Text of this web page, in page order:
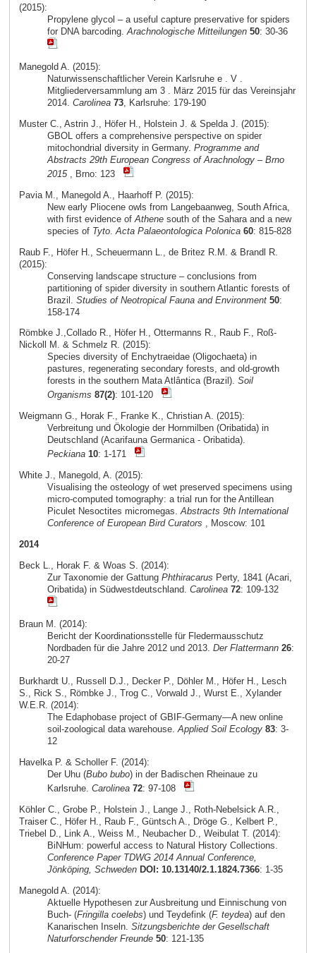
(2015):
Propylene glycol – a useful capture preservative for spiders
for DNA barcoding.Arachnologische Mitteilungen 50: 30-36
Manegold A. (2015):
Naturwissenschaftlicher Verein Karlsruhe e . V .
Mitgliederversammlung am 3 . März 2015 für das Vereinsjahr
2014. Carolinea 73, Karlsruhe: 179-190
Muster C., Astrin J., Höfer H., Holstein J. & Spelda J. (2015):
GBOL offers a comprehensive perspective on spider
mitochondrial diversity in Germany. Programme and
Abstracts 29th European Congress of Arachnology – Brno
2015, Brno: 123
Pavia M., Manegold A., Haarhoff P. (2015):
New early Pliocene owls from Langebaanweg, South Africa,
with first evidence of Athenesouth of the Sahara and a new
species of Tyto. Acta Palaeontologica Polonica 60: 815-828
Raub F., Höfer H., Scheuermann L., de Britez R.M. & Brandl R.
(2015):
Conserving landscape structure – conclusions from
partitioning of spider diversity in southern Atlantic forests of
Brazil. Studies of Neotropical Fauna and Environment 50:
158-174
Römbke J.,Collado R., Höfer H., Ottermanns R., Raub F., Roß-
Nickoll M. & Schmelz R. (2015):
Species diversity of Enchytraeidae (Oligochaeta) in
pastures, regenerating secondary forests, and old-growth
forests in the southern Mata Atlântica (Brazil). Soil
Organisms 87(2): 101-120
Weigmann G., Horak F., Franke K., Christian A. (2015):
Verbreitung und Ökologie der Hornmilben (Oribatida) in
Deutschland (Acarifauna Germanica - Oribatida).
Peckiana 10: 1-171
White J., Manegold, A. (2015):
Visualising the osteology of wet preserved specimens using
micro-computed tomography: a trial run for the Antillean
Piculet Nesoctites micromegas.Abstracts 9th International
Conference of European Bird Curators , Moscow: 101
2014
Beck L., Horak F. & Woas S. (2014):
Zur Taxonomie der Gattung Phthiracarus Perty, 1841 (Acari,
Oribatida) in Südwestdeutschland. Carolinea 72: 109-132
Braun M. (2014):
Bericht der Koordinationsstelle für Fledermausschutz
Nordbaden für die Jahre 2012 und 2013. Der Flattermann 26:
20-27
Burkhardt U., Russell D.J., Decker P., Döhler M., Höfer H., Lesch
S., Rick S., Römbke J., Trog C., Vorwald J., Wurst E., Xylander
W.E.R. (2014):
The Edaphobase project of GBIF-Germany—A new online
soil-zoological data warehouse.Applied Soil Ecology 83: 3-
12
Havelka P. & Scholler F. (2014):
Der Uhu (Bubo bubo) in der Badischen Rheinaue zu
Karlsruhe. Carolinea 72: 97-108
Köhler C., Grobe P., Holstein J., Lange J., Roth-Nebelsick A.R.,
Traiser C., Höfer H., Raub F., Güntsch A., Dröge G., Kelbert P.,
Triebel D., Link A., Weiss M., Neubacher D., Weibulat T. (2014):
BiNHum: powerful access to Natural History Collections.
Conference Paper TDWG 2014 Annual Conference,
Jönköping, Schweden DOI: 10.13140/2.1.1824.7366: 1-35
Manegold A. (2014):
Aktuelle Hypothesen zur Ausbreitung und Einnischung von
Buch- (Fringilla coelebs) und Teydefink (F. teydea) auf den
Kanarischen Inseln. Sitzungsberichte der Gesellschaft
Naturforschender Freunde 50: 121-135